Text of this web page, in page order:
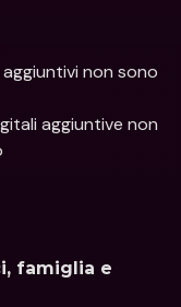
non sono
aggiuntive non
famiglia e